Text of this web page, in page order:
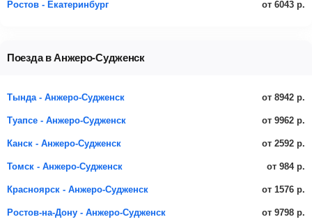
Ростов - Екатеринбург от 6043 р.
Поезда в Анжеро-Судженск
Тында - Анжеро-Судженск от 8942 р.
Туапсе - Анжеро-Судженск от 9962 р.
Канск - Анжеро-Судженск от 2592 р.
Томск - Анжеро-Судженск от 984 р.
Красноярск - Анжеро-Судженск от 1576 р.
Ростов-на-Дону - Анжеро-Судженск от 9798 р.